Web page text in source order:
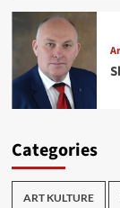
Categories
ART KULTURE